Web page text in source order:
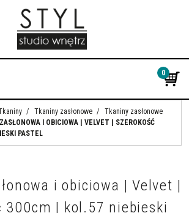
0
/ Tkaniny zasłonowe /
Tkaniny zasłonowe
I OBICIOWA | VELVET | SZEROKOŚĆ
PASTEL
i obiciowa | Velvet |
300cm | kol.57 niebieski